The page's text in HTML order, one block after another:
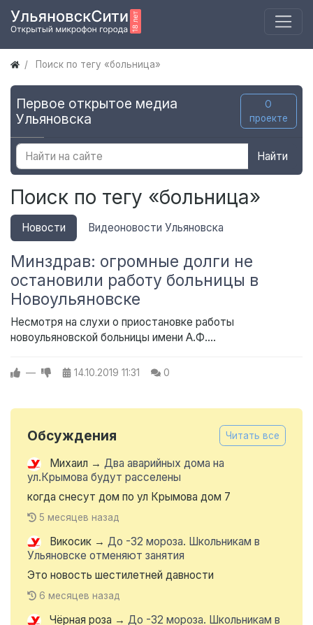
Поиск по тегу «больница»
Первое открытое медиа
Ульяновска
О
проекте
Найти
Поиск по тегу «больница»
Новости Видеоновости Ульяновска
Минздрав: огромные долги не
остановили работу больницы в
Новоульяновске
Несмотря на слухи о приостановке работы
новоульяновской больницы имени А.Ф....
— 14.10.2019 11:31 0
Обсуждения Читать все
Михаил → Два аварийных дома на
ул.Крымова будут расселены
когда снесут дом по ул Крымова дом 7
5 месяцев назад
Викосик → До -32 мороза. Школьникам в
Ульяновске отменяют занятия
Это новость шестилетней давности
6 месяцев назад
Чёрная роза → До -32 мороза. Школьникам в